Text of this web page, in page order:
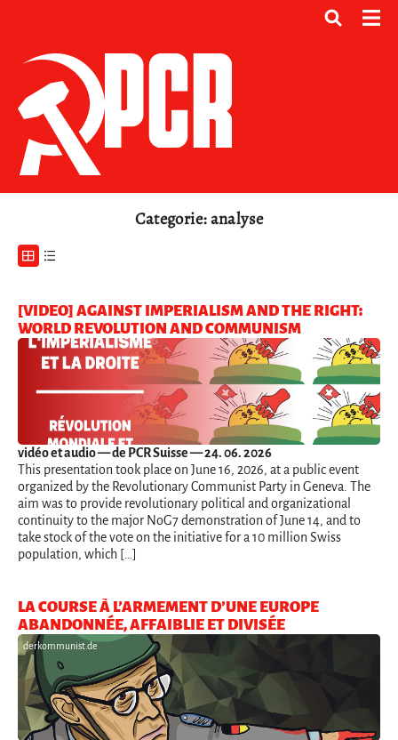
Categorie: analyse
[VIDEO] AGAINST IMPERIALISM AND THE RIGHT:
WORLD REVOLUTION AND COMMUNISM
vidéo et audio— de PCR Suisse — 24. 06. 2026
This presentation took place on June 16, 2026, at a public event
organized by the Revolutionary Communist Party in Geneva. The
aim was to provide revolutionary political and organizational
continuity to the major NoG7 demonstration of June 14, and to
take stock of the vote on the initiative for a 10 million Swiss
population, which […]
LA COURSE À L’ARMEMENT D’UNE EUROPE
ABANDONNÉE, AFFAIBLIE ET DIVISÉE
derkommunist.de